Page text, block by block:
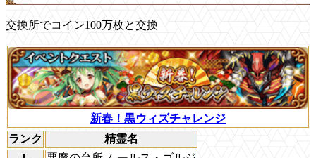
交換所でコイン100万枚と交換
新春！黒ウィズチャレンジ
ランク
精霊名